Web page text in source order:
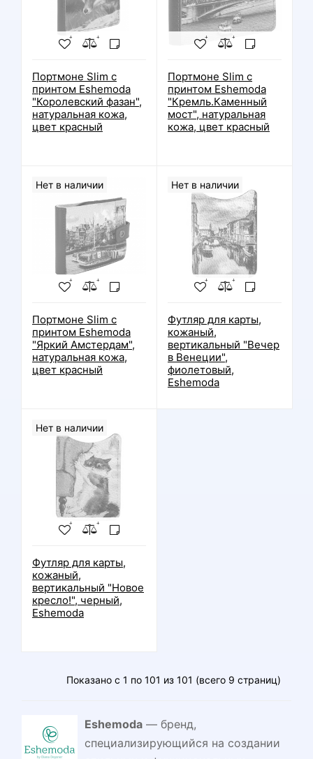
Портмоне Slim с
принтом Eshemoda
"Королевский фазан",
натуральная кожа,
цвет красный
Портмоне Slim с
принтом Eshemoda
"Кремль.Каменный
мост", натуральная
кожа, цвет красный
Нет в наличии
Портмоне Slim с
принтом Eshemoda
"Яркий Амстердам",
натуральная кожа,
цвет красный
Нет в наличии
Футляр для карты,
кожаный,
вертикальный "Вечер
в Венеции",
фиолетовый,
Eshemoda
Нет в наличии
Футляр для карты,
кожаный,
вертикальный "Новое
кресло!", черный,
Eshemoda
Показано с 1 по 101 из 101 (всего 9 страниц)
Eshemoda — бренд,
специализирующийся на создании